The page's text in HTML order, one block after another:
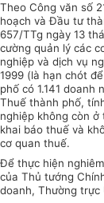
Theo Công văn số
hoạch và Đầu tư
657/TTg ngày 13
cường quản lý các
nghiệp và dịch vụ
1999 (là hạn chót
phố có 1.141 doanh
Thuế thành phố,
nghiệp không còn ở
khai báo thuế và
cơ quan thuế.
Để thực hiện
của Thủ tướng
doanh, Thường trực